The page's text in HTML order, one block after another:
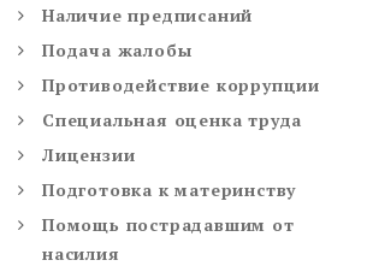
Наличие предписаний
Подача жалобы
Противодействие коррупции
Специальная оценка труда
Лицензии
Подготовка к материнству
Помощь пострадавшим от
насилия